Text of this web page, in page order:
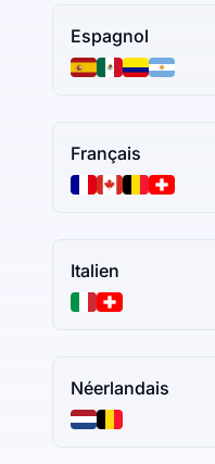
Espagnol
Français
Italien
Néerlandais